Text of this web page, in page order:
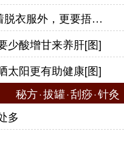
俗话说“春捂秋冻”，除了别急着脱衣服外，更要捂好这几个穴位
少酸增甘来养肝[图]
太阳更有助健康[图]
秘方·拔罐·刮痧·针灸
多